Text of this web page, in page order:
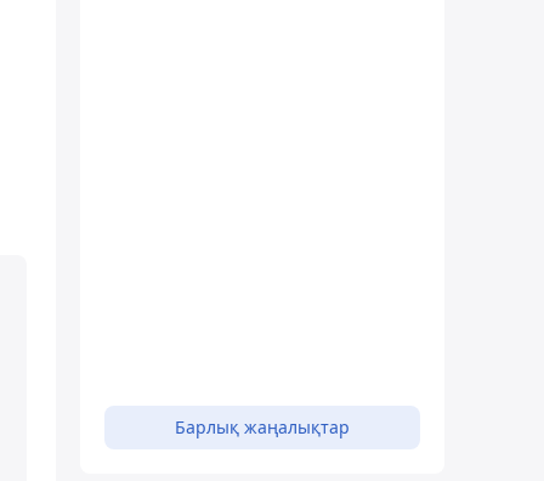
Барлық жаңалықтар